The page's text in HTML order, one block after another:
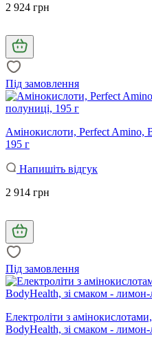
2 924 грн
Під замовлення
Амінокислоти, Perfect Amino,
195 г
Напишіть відгук
2 914 грн
Під замовлення
Електроліти з
BodyHealth, зі смаком -